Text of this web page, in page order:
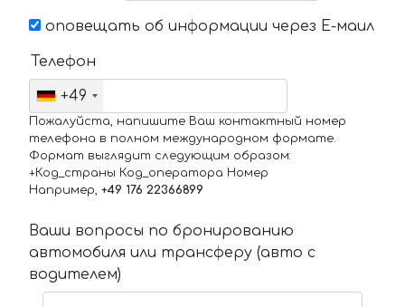
оповещать об информации через Е-маил
Телефон
+49
Пожалуйста, напишите Ваш контактный номер
телефона в полном международном формате.
Формат выглядит следующим образом:
+Код_страны Код_оператора Номер
Например, +49 176 22366899
Ваши вопросы по бронированию
автомобиля или трансферу (авто с
водителем)